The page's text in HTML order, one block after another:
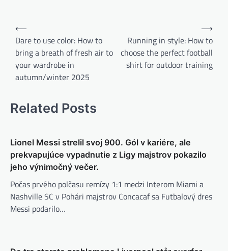
B
a
n
a
v
i
g
t
⟵
Dare to use color: How to
bring a breath of fresh air to
your wardrobe in
autumn/winter 2025
Running in style: How to
choose the perfect football
shirt for outdoor training
⟶
Related Posts
Lionel Messi strelil svoj 900. Gól v kariére, ale
prekvapujúce vypadnutie z Ligy majstrov pokazilo
jeho výnimočný večer.
Počas prvého polčasu remízy 1:1 medzi Interom Miami a
Nashville SC v Pohári majstrov Concacaf sa Futbalový dres
Messi podarilo…